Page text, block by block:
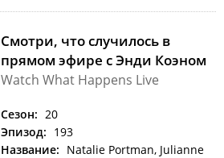
Смотри, что случилось в
прямом эфире с Энди Коэном
Watch What Happens Live
Сезон: 20
Эпизод: 193
Название: Natalie Portman, Julianne